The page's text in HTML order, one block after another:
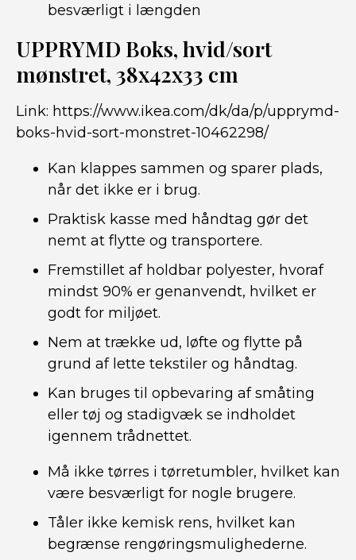
besværligt i længden
UPPRYMD Boks, hvid/sort
mønstret, 38x42x33 cm
Link: https://www.ikea.com/dk/da/p/upprymd-
boks-hvid-sort-monstret-10462298/
Kan klappes sammen og sparer plads,
når det ikke er i brug.
Praktisk kasse med håndtag gør det
nemt at flytte og transportere.
Fremstillet af holdbar polyester, hvoraf
mindst 90% er genanvendt, hvilket er
godt for miljøet.
Nem at trække ud, løfte og flytte på
grund af lette tekstiler og håndtag.
Kan bruges til opbevaring af småting
eller tøj og stadigvæk se indholdet
igennem trådnettet.
Må ikke tørres i tørretumbler, hvilket kan
være besværligt for nogle brugere.
Tåler ikke kemisk rens, hvilket kan
begrænse rengøringsmulighederne.